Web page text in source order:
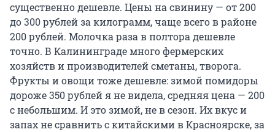
существенно дешевле. Цены на свинину — от 200
до 300 рублей за килограмм, чаще всего в районе
200 рублей. Молочка раза в полтора дешевле
точно. В Калининграде много фермерских
хозяйств и производителей сметаны, творога.
Фрукты и овощи тоже дешевле: зимой помидоры
дороже 350 рублей я не видела, средняя цена — 200
с небольшим. И это зимой, не в сезон. Их вкус и
запах не сравнить с китайскими в Красноярске, за